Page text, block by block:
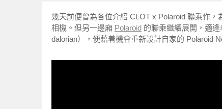
幾天前便曾為各位介紹 CLOT x Polaroid 聯乘作
相機。但另一邊廂 Polaroid的聯乘繼續展開 ，適
dalorian），便藉着機會重新設計自家的 Polaroid